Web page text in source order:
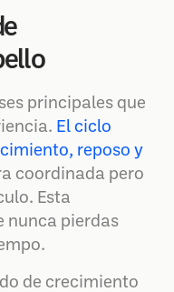
principales que
El ciclo
reposo y
coordinada pero
Esta
nunca pierdas
de crecimiento